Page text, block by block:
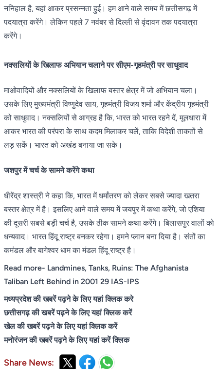
ननिहाल है, यहां आकर प्रसन्नता हुई। हम आने वाले समय में छत्तीसगढ़ में
पदयात्रा करेंगे। लेकिन पहले 7 नवंबर से दिल्ली से वृंदावन तक पदयात्रा
करेंगे।
नक्सलियों के खिलाफ अभियान चलाने पर सीएम-गृहमंत्री पर साधुवाद
माओवादियों और नक्सलियों के खिलाफ बस्तर क्षेत्र में जो अभियान चला।
उसके लिए मुख्यमंत्री विष्णुदेव साय, गृहमंत्री विजय शर्मा और केंद्रीय गृहमंत्री
को साधुवाद। नक्सलियों से आग्रह है कि, भारत को भारत रहने दें, मूलधारा में
आकर भारत की परंपरा के साथ कदम मिलाकर चलें, ताकि विदेशी ताकतों से
लड़ सकें। भारत को अखंड बनाया जा सके।
जशपुर में चर्च के सामने करेंगे कथा
धीरेंद्र शास्त्री ने कहा कि, भारत में धर्मांतरण को लेकर सबसे ज्यादा खतरा
बस्तर क्षेत्र में है। इसलिए आने वाले समय में जयपुर में कथा करेंगे, जो एशिया
की दूसरी सबसे बड़ी चर्च है, उसके ठीक सामने कथा करेंगे। बिलासपुर वालों को
धन्यवाद। भारत हिंदू राष्ट्र बनकर रहेगा। हमने प्लान बना दिया है। संतों का
कमंडल और बागेश्वर धाम का मंडल हिंदू राष्ट्र है।
Read more- Landmines, Tanks, Ruins: The Afghanista
Taliban Left Behind in 2001 29 IAS-IPS
मध्यप्रदेश की खबरें पढ़ने के लिए यहां क्लिक करे
छत्तीसगढ़ की खबरें पढ़ने के लिए यहां क्लिक करें
खेल की खबरें पढ़ने के लिए यहां क्लिक करें
मनोरंजन की खबरें पढ़ने के लिए यहां करें क्लिक
Share News: